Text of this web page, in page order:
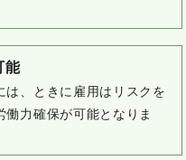
能
、ときに雇用はリスクを
働力確保が可能となりま